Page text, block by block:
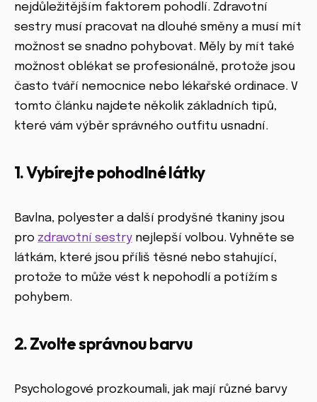
nejdůležitějším faktorem pohodlí. Zdravotní
sestry musí pracovat na dlouhé směny a musí mít
možnost se snadno pohybovat. Měly by mít také
možnost oblékat se profesionálně, protože jsou
často tváří nemocnice nebo lékařské ordinace. V
tomto článku najdete několik základních tipů,
které vám výběr správného outfitu usnadní.
1. Vybírejte pohodlné látky
Bavlna, polyester a další prodyšné tkaniny jsou
pro zdravotní sestry nejlepší volbou. Vyhněte se
látkám, které jsou příliš těsné nebo stahující,
protože to může vést k nepohodlí a potížím s
pohybem.
2. Zvolte správnou barvu
Psychologové prozkoumali, jak mají různé barvy